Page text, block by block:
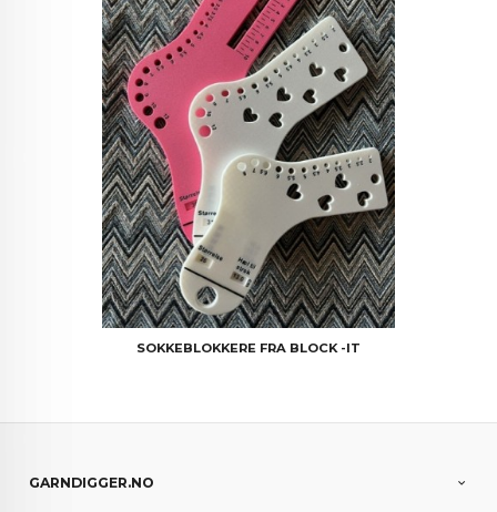
SOKKEBLOKKERE FRA BLOCK -IT
GARNDIGGER.NO